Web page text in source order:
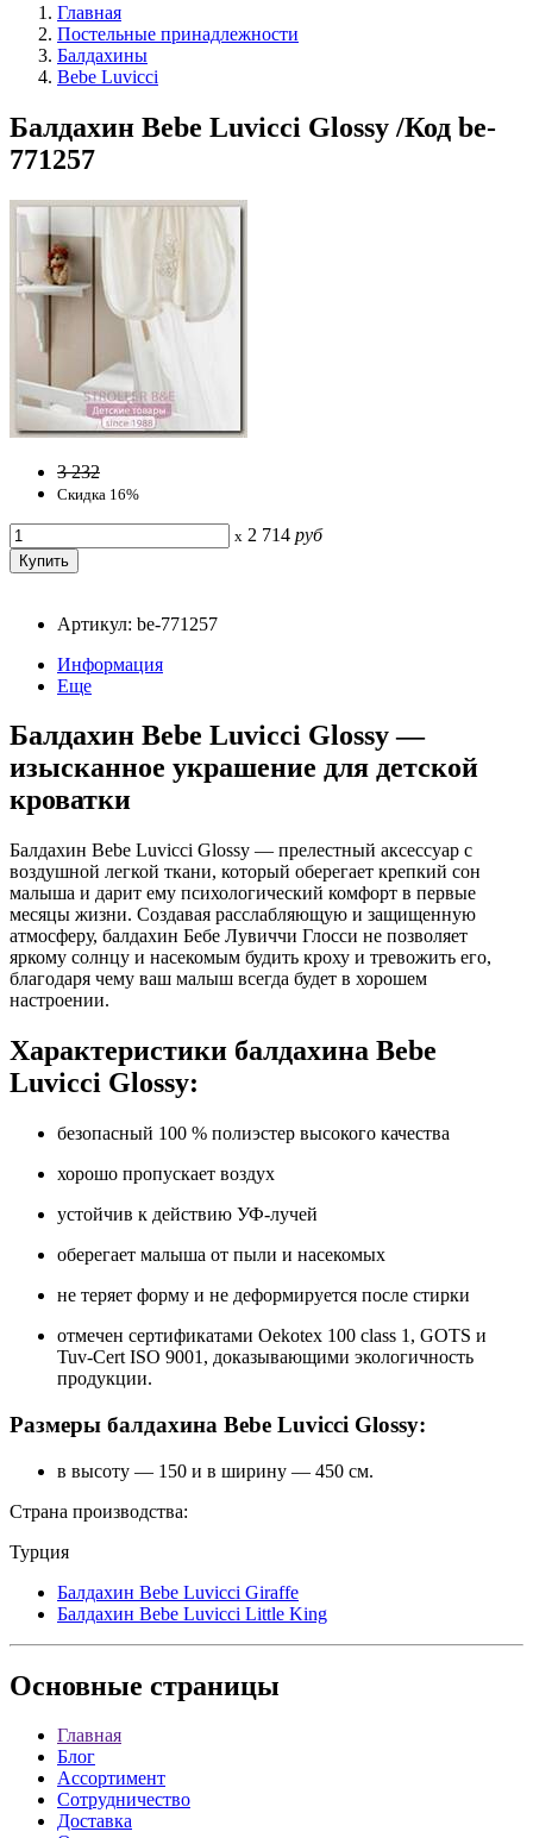
Главная
Постельные принадлежности
Балдахины
Bebe Luvicci
Балдахин Bebe Luvicci Glossy /Код be-
771257
3 232
Скидка 16%
x 2 714 руб
Артикул: be-771257
Информация
Еще
Балдахин Bebe Luvicci Glossy —
изысканное украшение для детской
кроватки
Балдахин Bebe Luvicci Glossy — прелестный аксессуар с
воздушной легкой ткани, который оберегает крепкий сон
малыша и дарит ему психологический комфорт в первые
месяцы жизни. Создавая расслабляющую и защищенную
атмосферу, балдахин Бебе Лувиччи Глосси не позволяет
яркому солнцу и насекомым будить кроху и тревожить его,
благодаря чему ваш малыш всегда будет в хорошем
настроении.
Характеристики балдахина Bebe
Luvicci Glossy:
безопасный 100 % полиэстер высокого качества
хорошо пропускает воздух
устойчив к действию УФ-лучей
оберегает малыша от пыли и насекомых
не теряет форму и не деформируется после стирки
отмечен сертификатами Oekotex 100 class 1, GOTS и
Tuv-Cert ISO 9001, доказывающими экологичность
продукции.
Размеры балдахина Bebe Luvicci Glossy:
в высоту — 150 и в ширину — 450 см.
Страна производства:
Турция
Балдахин Bebe Luvicci Giraffe
Балдахин Bebe Luvicci Little King
Основные страницы
Главная
Блог
Ассортимент
Сотрудничество
Доставка